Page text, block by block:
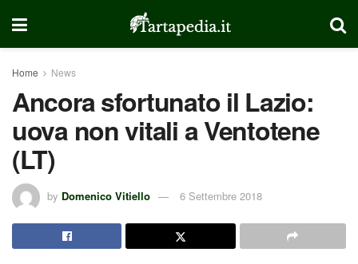
Home News
Ancora sfortunato il Lazio:
uova non vitali a Ventotene
(LT)
by Domenico Vitiello 6 Settembre 2018